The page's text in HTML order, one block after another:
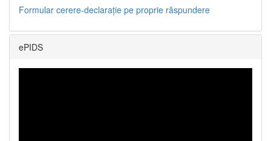
Formular cerere-declarație pe proprie răspundere
ePIDS